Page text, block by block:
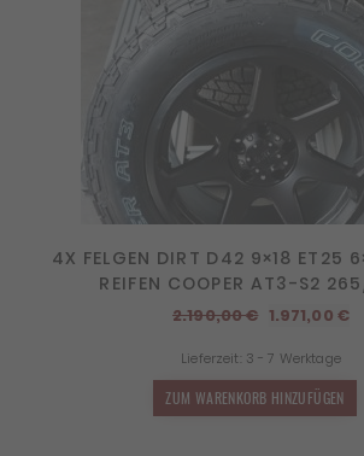
4X FELGEN DIRT D42 9×18 ET25
REIFEN COOPER AT3-S2
2.190,00€
war:
2.190,00 €
1.971,00 €
Lieferzeit: 3 - 7 Werktage
ZUM WARENKORB HINZUFÜGEN